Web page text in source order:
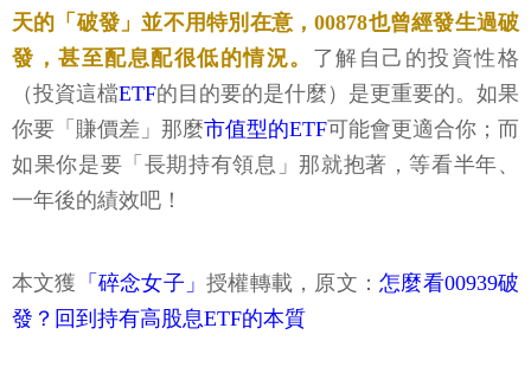
天的「破發」並不用特別在意，00878也曾經發生過破
發，甚至配息配很低的情況。 了解自己的投資性格
（投資這檔ETF的目的要的是什麼）是更重要的。如果
你要「賺價差」那麼市值型的ETF可能會更適合你；而
如果你是要「長期持有領息」那就抱著，等看半年、
一年後的績效吧！
本文獲 「碎念女子」授權轉載，原文：怎麼看00939破
發？回到持有高股息ETF的本質